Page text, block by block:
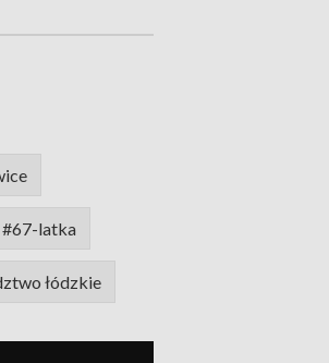
#67-latka
łódzkie